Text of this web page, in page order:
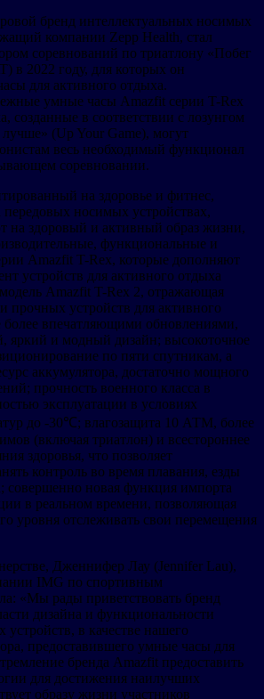
бренд интеллектуальных носимых
компании Zepp Health, стал
соревнований по триатлону «Побег
в 2022 году, для которых он
для активного отдыха.
умные часы Amazfit серии T-Rex
созданные в соответствии с лозунгом
лучше» (Up Your Game), могут
весь необходимый функционал
соревновании.
на здоровье и фитнес,
передовых носимых устройствах,
на здоровый и активный образ жизни,
функциональные и
Amazfit T-Rex, которые дополняют
устройств для активного отдыха
Amazfit T-Rex 2, отражающая
прочных устройств для активного
впечатляющими обновлениями,
яркий и модный дизайн; высокоточное
по пяти спутникам, а
аккумулятора, достаточно мощного
прочность военного класса в
эксплуатации в условиях
до -30℃; влагозащита 10 АТМ, более
(включая триатлон) и всестороннее
здоровья, что позволяет
контроль во время плавания, езды
совершенно новая функция импорта
в реальном времени, позволяющая
уровня отслеживать свои перемещения
Дженнифер Лау (Jennifer Lau),
IMG по спортивным
«Мы рады приветствовать бренд
дизайна и функциональности
в качестве нашего
предоставившего умные часы для
бренда Amazfit предоставить
для достижения наилучших
образу жизни участников